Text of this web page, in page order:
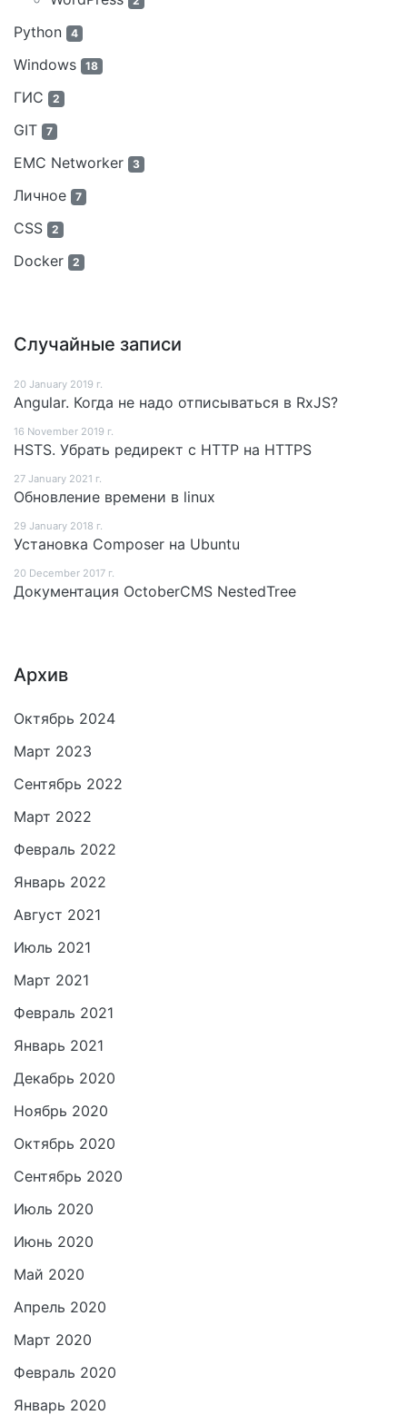
Python 4
Windows 18
ГИС 2
GIT 7
EMC Networker 3
Личное 7
CSS 2
Docker 2
Случайные записи
20 January 2019 г.
Angular. Когда не надо отписываться в RxJS?
16 November 2019 г.
HSTS. Убрать редирект с HTTP на HTTPS
27 January 2021 г.
Обновление времени в linux
29 January 2018 г.
Установка Composer на Ubuntu
20 December 2017 г.
Документация OctoberCMS NestedTree
Архив
Октябрь 2024
Март 2023
Сентябрь 2022
Март 2022
Февраль 2022
Январь 2022
Август 2021
Июль 2021
Март 2021
Февраль 2021
Январь 2021
Декабрь 2020
Ноябрь 2020
Октябрь 2020
Сентябрь 2020
Июль 2020
Июнь 2020
Май 2020
Апрель 2020
Март 2020
Февраль 2020
Январь 2020